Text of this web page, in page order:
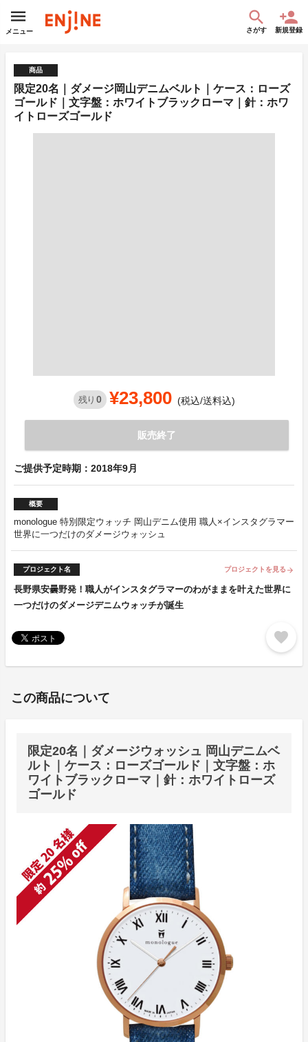
メニュー さがす 新規登録
商品
限定20名｜ダメージ岡山デニムベルト｜ケース：ローズ
ゴールド｜文字盤：ホワイトブラックローマ｜針：ホワ
イトローズゴールド
残り 0 ¥23,800 (税込/送料込)
販売終了
ご提供予定時期：2018年9月
概要
monologue 特別限定ウォッチ 岡山デニム使用 職人×インスタグラマー
世界に一つだけのダメージウォッシュ
プロジェクト名 プロジェクトを見る arrow_forward
長野県安曇野発！職人がインスタグラマーのわがままを叶えた世界に
一つだけのダメージデニムウォッチが誕生
favorite
この商品について
限定20名｜ダメージウォッシュ 岡山デニムベ
ルト｜ケース：ローズゴールド｜文字盤：ホ
ワイトブラックローマ｜針：ホワイトローズ
ゴールド